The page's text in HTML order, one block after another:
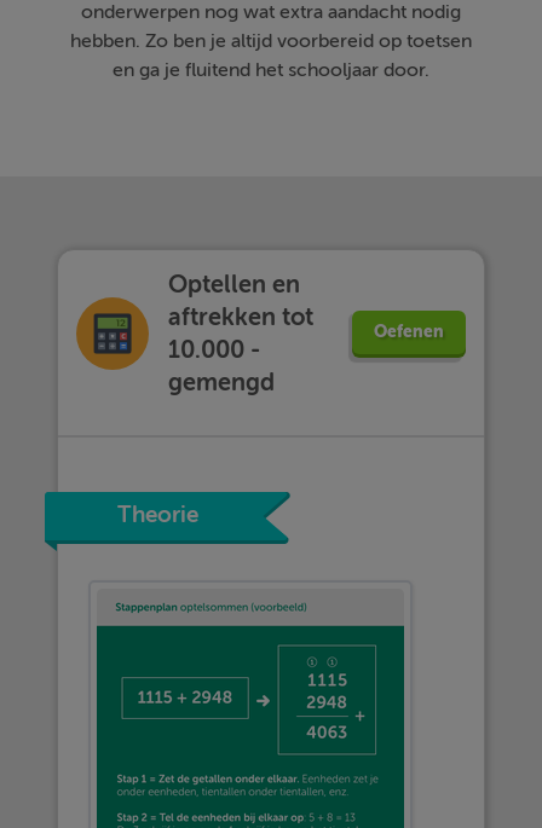
onderwerpen nog wat extra aandacht nodig
hebben. Zo ben je altijd voorbereid op toetsen
en ga je fluitend het schooljaar door.
Optellen en
aftrekken tot
10.000 -
gemengd
Oefenen
Theorie